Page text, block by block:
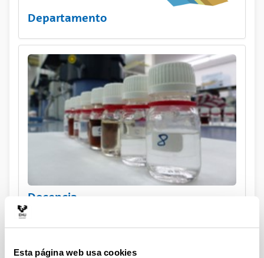
Esta página web usa cookies
Departamento
Docencia